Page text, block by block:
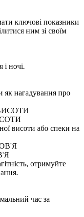
ключові показники
ним зі своїм
і ночі.
як нагадування про
висоти або спеки на
отримуйте
час за